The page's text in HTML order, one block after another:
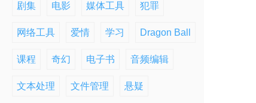
剧集 电影 媒体工具 犯罪
网络工具 爱情 学习 Dragon Ball
课程 奇幻 电子书 音频编辑
文本处理 文件管理 悬疑